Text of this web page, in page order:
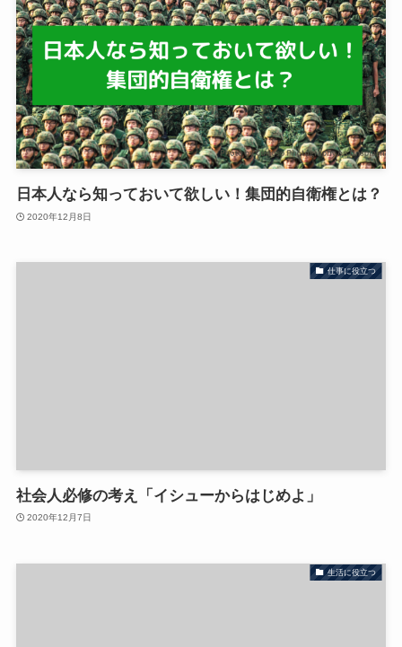
日本人なら知っておいて欲しい！集団的自衛権とは？
2020年12月8日
仕事に役立つ
社会人必修の考え「イシューからはじめよ」
2020年12月7日
生活に役立つ